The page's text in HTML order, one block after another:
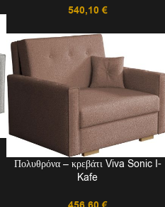
540,10 €
Πολυθρόνα – κρεβάτι Viva Sonic I-
Kafe